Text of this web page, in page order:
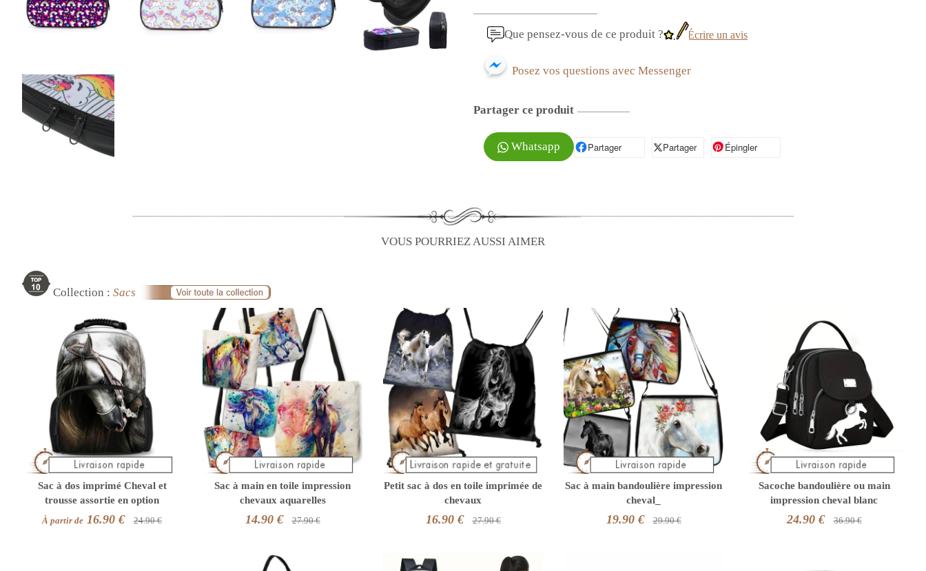
Que pensez-vous de ce produit ? Écrire un avis
Posez vos questions avec Messenger
Partager ce produit
Whatsapp PartagerPartager sur Facebook
Partager
Partager sur XÉpinglerÉpingler sur Pinterest
VOUS POURRIEZ AUSSI AIMER
Collection : Sacs
Sac à dos imprimé Cheval et
trousse assortie en option
À partir de 16.90 € 24.90 €
Sac à main en toile impression
chevaux aquarelles
14.90 € 27.90 €
Petit sac à dos en toile imprimée de
chevaux
16.90 € 27.90 €
Sac à main bandoulière impression
cheval_
19.90 € 29.90 €
Sacoche bandoulière ou main
impression cheval blanc
24.90 € 36.90 €